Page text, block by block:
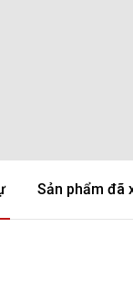
Sản phẩm đã